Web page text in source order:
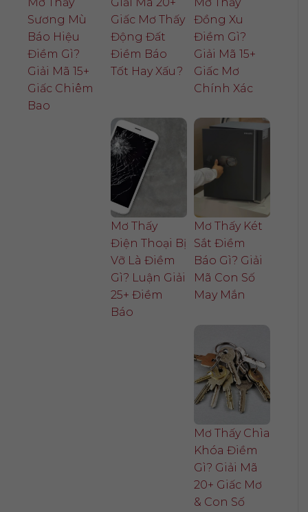
Sương Mù
Báo Hiệu
Điềm Gì?
Giải Mã 15+
Giấc Chiêm
Bao
Giấc Mơ Thấy
Động Đất
Điềm Báo
Tốt Hay Xấu?
Đồng Xu
Điềm Gì?
Giải Mã 15+
Giấc Mơ
Chính Xác
Mơ Thấy
Điện Thoại Bị
Vỡ Là Điềm
Gì? Luận Giải
25+ Điềm
Báo
Mơ Thấy Két
Sắt Điềm
Báo Gì? Giải
Mã Con Số
May Mắn
Mơ Thấy Chìa
Khóa Điềm
Gì? Giải Mã
20+ Giấc Mơ
& Con Số